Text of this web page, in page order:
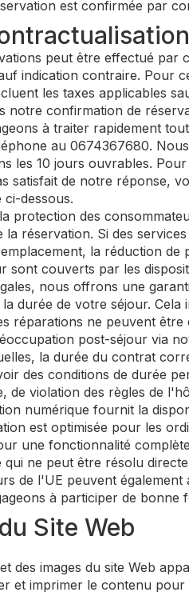
est confirmée par
peut être effectué par
indication contraire. Pour
les taxes applicables
notre confirmation de
à traiter rapidement
au 0674367680.
les 10 jours ouvrables.
satisfait de notre réponse,
ci-dessous.
protection des
réservation. Si des
la réduction
couverts par les
nous offrons une
durée de votre séjour.
réparations ne peuvent
post-séjour via
la durée du contrat
des conditions de durée
violation des règles de
numérique fournit la
est optimisée pour les
une fonctionnalité
qui ne peut être résolu
de l'UE peuvent
à participer de bonne
Site Web
des images du site Web
et imprimer le contenu